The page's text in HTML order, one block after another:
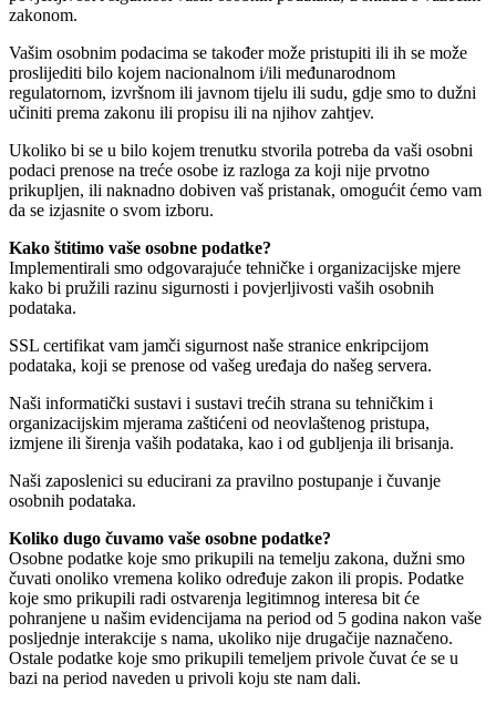
zakonom.
Vašim osobnim podacima se također može pristupiti ili ih se može
proslijediti bilo kojem nacionalnom i/ili međunarodnom
regulatornom, izvršnom ili javnom tijelu ili sudu, gdje smo to dužni
učiniti prema zakonu ili propisu ili na njihov zahtjev.
Ukoliko bi se u bilo kojem trenutku stvorila potreba da vaši osobni
podaci prenose na treće osobe iz razloga za koji nije prvotno
prikupljen, ili naknadno dobiven vaš pristanak, omogućit ćemo vam
da se izjasnite o svom izboru.
Kako štitimo vaše osobne podatke?
Implementirali smo odgovarajuće tehničke i organizacijske mjere
kako bi pružili razinu sigurnosti i povjerljivosti vaših osobnih
podataka.
SSL certifikat vam jamči sigurnost naše stranice enkripcijom
podataka, koji se prenose od vašeg uređaja do našeg servera.
Naši informatički sustavi i sustavi trećih strana su tehničkim i
organizacijskim mjerama zaštićeni od neovlaštenog pristupa,
izmjene ili širenja vaših podataka, kao i od gubljenja ili brisanja.
Naši zaposlenici su educirani za pravilno postupanje i čuvanje
osobnih podataka.
Koliko dugo čuvamo vaše osobne podatke?
Osobne podatke koje smo prikupili na temelju zakona, dužni smo
čuvati onoliko vremena koliko određuje zakon ili propis. Podatke
koje smo prikupili radi ostvarenja legitimnog interesa bit će
pohranjene u našim evidencijama na period od 5 godina nakon vaše
posljednje interakcije s nama, ukoliko nije drugačije naznačeno.
Ostale podatke koje smo prikupili temeljem privole čuvat će se u
bazi na period naveden u privoli koju ste nam dali.